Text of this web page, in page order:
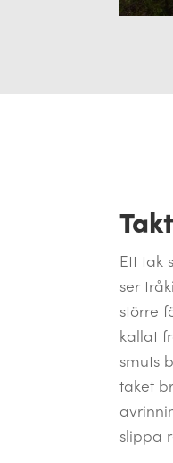
Ett tak
ser
större
kallat
smuts
taket
slippa